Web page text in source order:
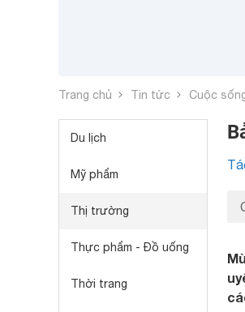
Trang chủ Tin tức Cuộc
Du lịch
Mỹ phẩm
Thị trường
Thực phẩm - Đồ uống
Thời trang